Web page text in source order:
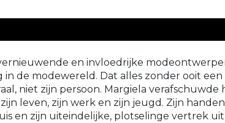
en invloedrijke
de modewereld. Dat alles zonder ooit een
niet zijn persoon. Margiela verafschuwde
leven, zijn werk en zijn jeugd. Zijn
en zijn uiteindelijke, plotselinge vertrek